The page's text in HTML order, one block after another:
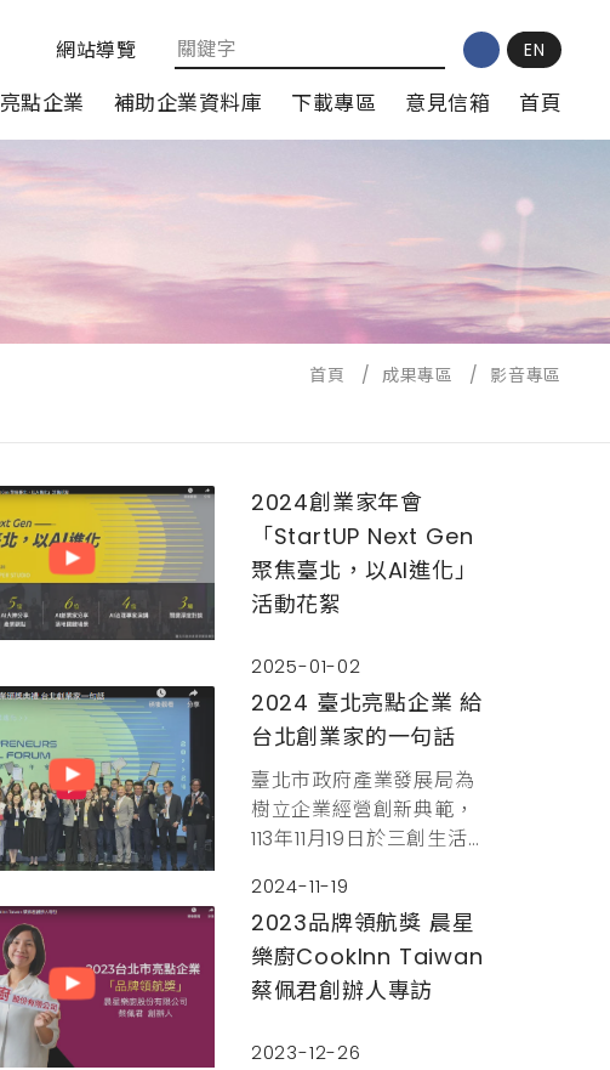
網站導覽 EN
亮點企業 補助企業資料庫 下載專區 意見信箱 首頁
首頁 / 成果專區 / 影音專區
2024創業家年會
「StartUP Next Gen
聚焦臺北，以AI進化」
活動花絮
2025-01-02
2024 臺北亮點企業 給
台北創業家的一句話
臺北市政府產業發展局為
樹立企業經營創新典範，
113年11月19日於三創生活園
辦「2024臺北市亮點企業
頒獎典禮」，表揚18家獲
獎企業，展現扶植產業創
新投資成果。本次得獎企
括智慧製造、綠色循環、
2024-11-19
2023品牌領航獎 晨星
樂廚CookInn Taiwan
蔡佩君創辦人專訪
2023-12-26